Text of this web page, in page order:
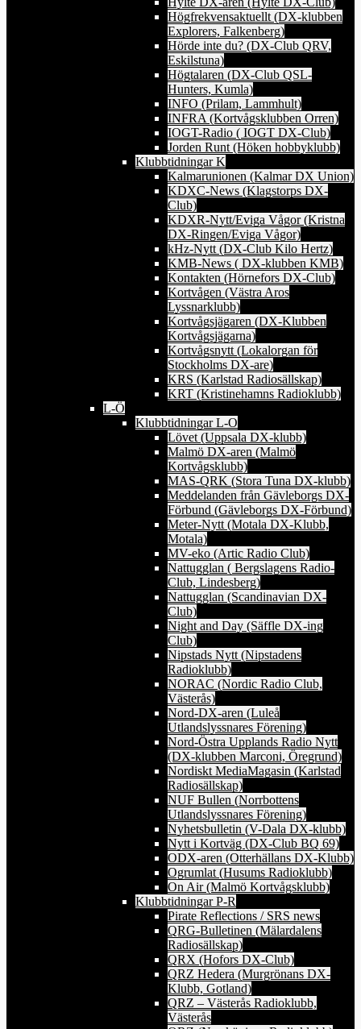
Högfrekvensaktuellt (DX-klubben
Explorers, Falkenberg)
Hörde inte du? (DX-Club QRV,
Eskilstuna)
Högtalaren (DX-Club QSL-
Hunters, Kumla)
INFO (Prilam, Lammhult)
INFRA (Kortvågsklubben Orren)
IOGT-Radio ( IOGT DX-Club)
Jorden Runt (Höken hobbyklubb)
Klubbtidningar K
Kalmarunionen (Kalmar DX Union)
KDXC-News (Klagstorps DX-
Club)
KDXR-Nytt/Eviga Vågor (Kristna
DX-Ringen/Eviga Vågor)
kHz-Nytt (DX-Club Kilo Hertz)
KMB-News ( DX-klubben KMB)
Kontakten (Hörnefors DX-Club)
Kortvågen (Västra Aros
Lyssnarklubb)
Kortvågsjägaren (DX-Klubben
Kortvågsjägarna)
Kortvågsnytt (Lokalorgan för
Stockholms DX-are)
KRS (Karlstad Radiosällskap)
KRT (Kristinehamns Radioklubb)
L-Ö
Klubbtidningar L-O
Lövet (Uppsala DX-klubb)
Malmö DX-aren (Malmö
Kortvågsklubb)
MAS-QRK (Stora Tuna DX-klubb)
Meddelanden från Gävleborgs DX-
Förbund (Gävleborgs DX-Förbund)
Meter-Nytt (Motala DX-Klubb,
Motala)
MV-eko (Artic Radio Club)
Nattugglan ( Bergslagens Radio-
Club, Lindesberg)
Nattugglan (Scandinavian DX-
Club)
Night and Day (Säffle DX-ing
Club)
Nipstads Nytt (Nipstadens
Radioklubb)
NORAC (Nordic Radio Club,
Västerås)
Nord-DX-aren (Luleå
Utlandslyssnares Förening)
Nord-Östra Upplands Radio Nytt
(DX-klubben Marconi, Öregrund)
Nordiskt MediaMagasin (Karlstad
Radiosällskap)
NUF Bullen (Norrbottens
Utlandslyssnares Förening)
Nyhetsbulletin (V-Dala DX-klubb)
Nytt i Kortväg (DX-Club BQ 69)
ODX-aren (Otterhällans DX-Klubb)
Ogrumlat (Husums Radioklubb)
On Air (Malmö Kortvågsklubb)
Klubbtidningar P-R
Pirate Reflections / SRS news
QRG-Bulletinen (Mälardalens
Radiosällskap)
QRX (Hofors DX-Club)
QRZ Hedera (Murgrönans DX-
Klubb, Gotland)
QRZ – Västerås Radioklubb,
Västerås